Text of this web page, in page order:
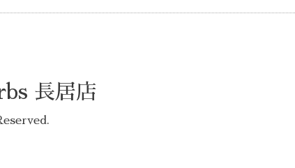
長居店